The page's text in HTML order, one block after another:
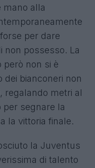
mano alla
per dare
non possesso. La
però non si è
dei bianconeri non
regalando metri al
per segnare la
la vittoria finale.
la Juventus
di talento